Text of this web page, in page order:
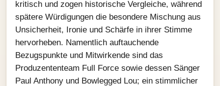
kritisch und zogen historische Vergleiche, während
spätere Würdigungen die besondere Mischung aus
Unsicherheit, Ironie und Schärfe in ihrer Stimme
hervorheben. Namentlich auftauchende
Bezugspunkte und Mitwirkende sind das
Produzententeam Full Force sowie dessen Sänger
Paul Anthony und Bowlegged Lou; ein stimmlicher